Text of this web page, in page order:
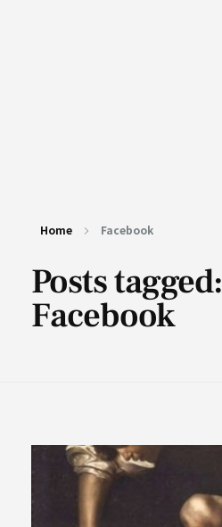
Home Facebook
Posts tagged:
Facebook